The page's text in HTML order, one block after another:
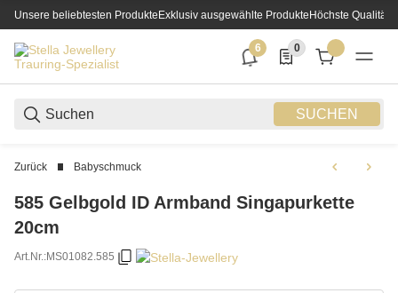
Unsere beliebtesten ProdukteExklusiv ausgewählte ProdukteHöchste Qualität
SUCHEN
6
6 neue Notifizierungen
0
0 Produkte in der
Zurück Babyschmuck
585 Gelbgold ID Armband Singapurkette
20cm
Art.Nr.:MS01082.585